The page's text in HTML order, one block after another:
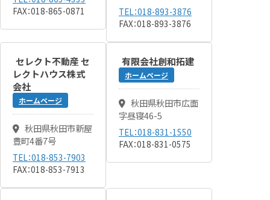
FAX：018-865-0871
TEL：018-893-3876
FAX：018-893-3876
セレクト不動産 セ
レクトハウス株式
会社
ホームページ
秋田県秋田市新屋
豊町4番7号
TEL：018-853-7903
FAX：018-853-7913
有限会社創和拓建
ホームページ
秋田県秋田市広面
字昼寝46-5
TEL：018-831-1550
FAX：018-831-0575